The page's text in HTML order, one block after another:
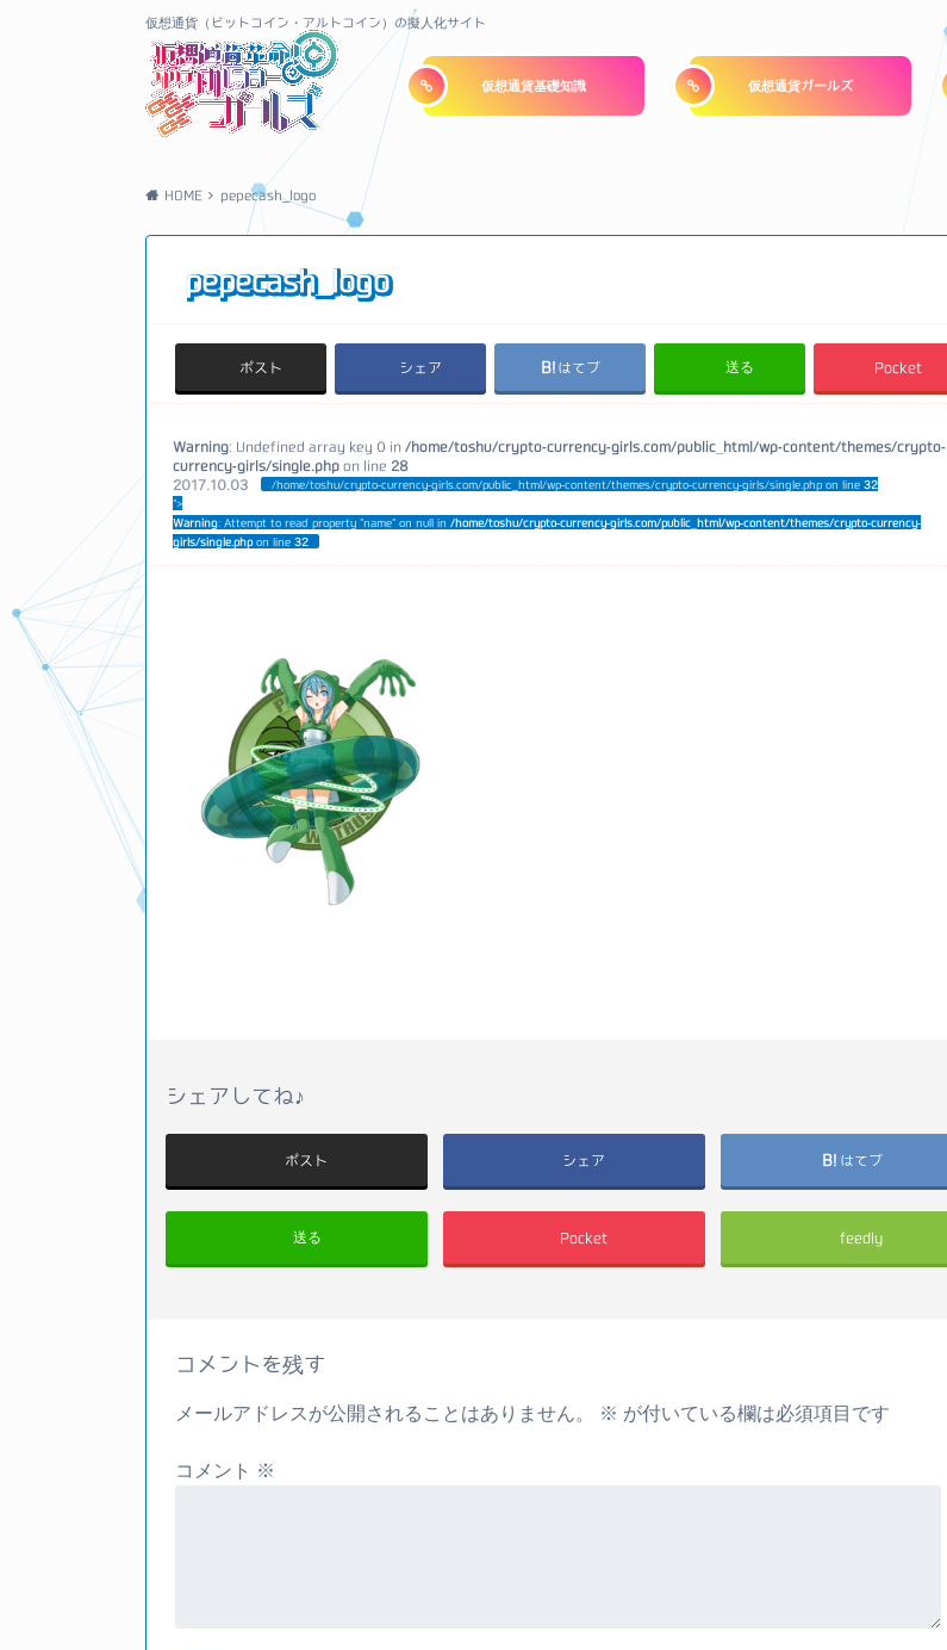
仮想通貨（ビットコイン・アルトコイン）の擬人化サイト
仮想通貨基礎知識 仮想通貨ガールズ
HOME pepecash_logo
pepecash_logo
ポスト シェア はてブ 送る Pocket
Warning: Undefined array key 0 in /home/toshu/crypto-currency-girls.com/public_html/wp-content/themes/crypto-
currency-girls/single.php on line 28
2017.10.03
/home/toshu/crypto-currency-girls.com/public_html/wp-content/themes/crypto-currency-girls/single.php on line32
">
Warning: Attempt to read property "name" on null in /home/toshu/crypto-currency-girls.com/public_html/wp-content/themes/crypto-currency-
girls/single.phpon line32
シェアしてね♪
ポスト シェア はてブ
送る Pocket feedly
コメントを残す
メールアドレスが公開されることはありません。 ※ が付いている欄は必須項目です
コメント ※